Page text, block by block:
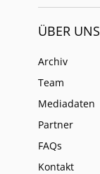
ÜBER UNS
Archiv
Team
Mediadaten
Partner
FAQs
Kontakt